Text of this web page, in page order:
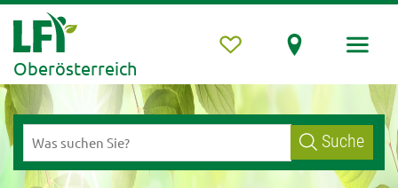
Oberösterreich
Suche